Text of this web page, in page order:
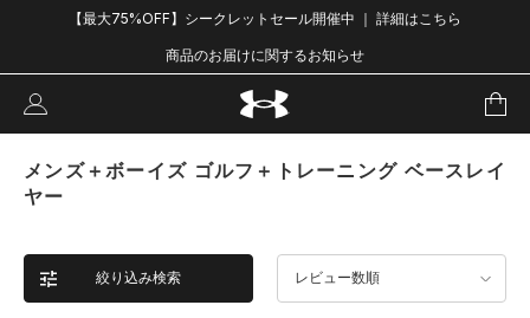
【最大75%OFF】シークレットセール開催中 ｜ 詳細はこちら
商品のお届けに関するお知らせ
メンズ＋ボーイズ ゴルフ＋トレーニング ベースレイ
ヤー
絞り込み検索 レビュー数順